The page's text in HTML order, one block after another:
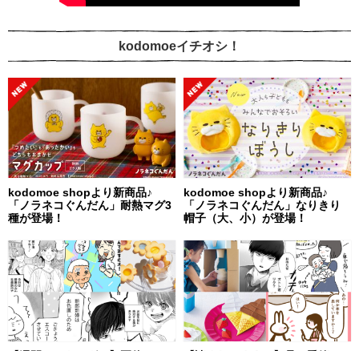
kodomoeイチオシ！
kodomoe shopより新商品♪
「ノラネコぐんだん」耐熱マグ3
種が登場！
kodomoe shopより新商品♪
「ノラネコぐんだん」なりきり
帽子（大、小）が登場！